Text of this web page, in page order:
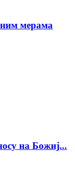
мерама
на Божиј...